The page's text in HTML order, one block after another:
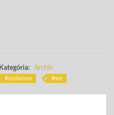
Kategória: Archív
cyclocross nys